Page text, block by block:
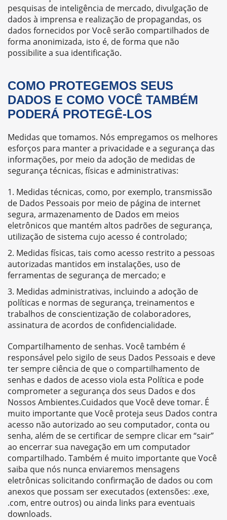
pesquisas de inteligência de mercado, divulgação de
dados à imprensa e realização de propagandas, os
dados fornecidos por Você serão compartilhados de
forma anonimizada, isto é, de forma que não
possibilite a sua identificação.
COMO PROTEGEMOS SEUS
DADOS E COMO VOCÊ TAMBÉM
PODERÁ PROTEGÊ-LOS
Medidas que tomamos. Nós empregamos os melhores
esforços para manter a privacidade e a segurança das
informações, por meio da adoção de medidas de
segurança técnicas, físicas e administrativas:
Medidas técnicas, como, por exemplo, transmissão
de Dados Pessoais por meio de página de internet
segura, armazenamento de Dados em meios
eletrônicos que mantém altos padrões de segurança,
utilização de sistema cujo acesso é controlado;
Medidas físicas, tais como acesso restrito a pessoas
autorizadas mantidos em instalações, uso de
ferramentas de segurança de mercado; e
Medidas administrativas, incluindo a adoção de
políticas e normas de segurança, treinamentos e
trabalhos de conscientização de colaboradores,
assinatura de acordos de confidencialidade.
Compartilhamento de senhas. Você também é
responsável pelo sigilo de seus Dados Pessoais e deve
ter sempre ciência de que o compartilhamento de
senhas e dados de acesso viola esta Política e pode
comprometer a segurança dos seus Dados e dos
Nossos Ambientes.Cuidados que Você deve tomar. É
muito importante que Você proteja seus Dados contra
acesso não autorizado ao seu computador, conta ou
senha, além de se certificar de sempre clicar em “sair”
ao encerrar sua navegação em um computador
compartilhado. Também é muito importante que Você
saiba que nós nunca enviaremos mensagens
eletrônicas solicitando confirmação de dados ou com
anexos que possam ser executados (extensões: .exe,
.com, entre outros) ou ainda links para eventuais
downloads.